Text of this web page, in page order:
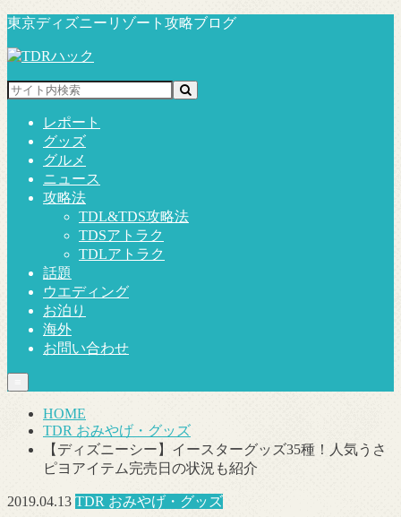
東京ディズニーリゾート攻略ブログ
レポート
グッズ
グルメ
ニュース
攻略法
TDL&TDS攻略法
TDSアトラク
TDLアトラク
話題
ウエディング
お泊り
海外
お問い合わせ
HOME
TDR おみやげ・グッズ
【ディズニーシー】イースターグッズ35種！人気うさ
ピヨアイテム完売日の状況も紹介
2019.04.13 TDR おみやげ・グッズ